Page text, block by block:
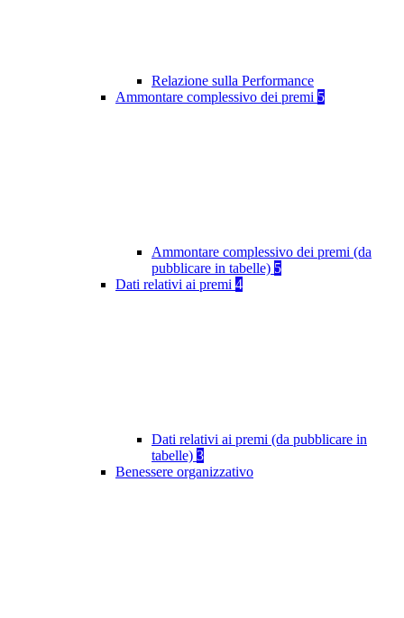
Relazione sulla Performance
Ammontare complessivo dei premi 5
Ammontare complessivo dei premi (da
pubblicare in tabelle) 5
Dati relativi ai premi 4
Dati relativi ai premi (da pubblicare in
tabelle) 3
Benessere organizzativo